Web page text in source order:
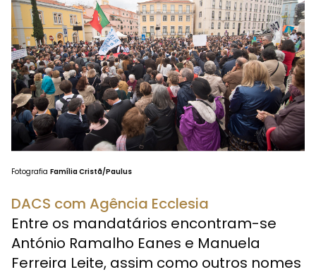
Fotografia Família Cristã/Paulus
DACS com Agência Ecclesia
Entre os mandatários encontram-se
António Ramalho Eanes e Manuela
Ferreira Leite, assim como outros nomes